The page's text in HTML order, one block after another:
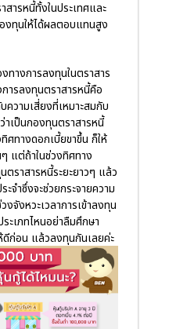
สารหนี้ทั้งในประเทศและ
งทุนให้ได้ผลตอบแทนสูง
ทางการลงทุนในตราสาร
ารลงทุนตราสารหนี้คือ
ความเสี่ยงที่เหมาะสมกับ
าเป็นกองทุนตราสารหนี้
ทิศทางดอกเบี้ยขาขึ้น ก็ให้
แต่ถ้าในช่วงทิศทาง
ราสารหนี้ระยะยาวๆ แล้ว
จำซึ่งจะช่วยกระจายความ
งจังหวะเวลาการเข้าลงทุน
ะเภทไหนอย่าลืมศึกษา
ดีก่อน แล้วลงทุนกันเลยค่ะ